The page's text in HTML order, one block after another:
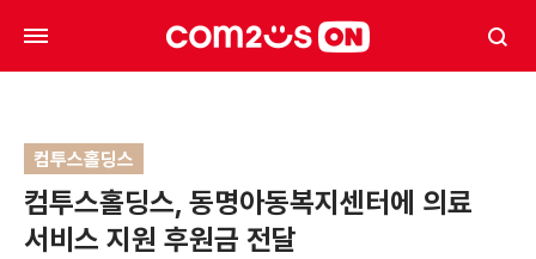
컴투스홀딩스
컴투스홀딩스, 동명아동복지센터에 의료
서비스 지원 후원금 전달